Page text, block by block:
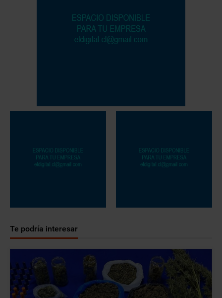
Te podría interesar